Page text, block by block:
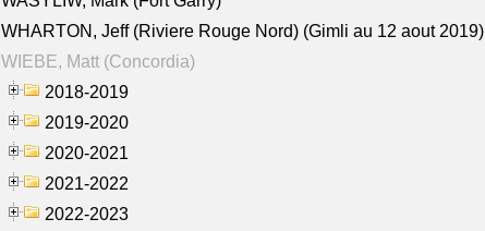
WHARTON, Jeff (Riviere Rouge Nord) (Gimli au 12 aout 2019)
WIEBE, Matt (Concordia)
2018-2019
2019-2020
2020-2021
2021-2022
2022-2023